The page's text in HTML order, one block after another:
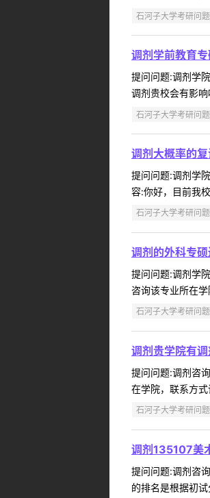
石河子大学考研问题
调剂学前教育
提问问题:调剂学
调剂贵校会有影
石河子大学考研问题
调剂大概率的
提问问题:调剂学
容:你好，目前我
石河子大学考研问题
调剂的外科专
提问问题:调剂学
咨询该专业所在
石河子大学考研问题
调剂贵学院有
提问问题:调剂咨
在学院，联系方
石河子大学考研问题
调剂135107美
提问问题:调剂咨
的排名是根据初